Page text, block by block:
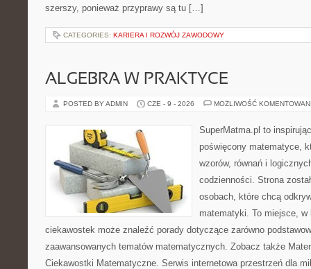
szerszy, ponieważ przyprawy są tu […]
CATEGORIES: KARIERA I ROZWÓJ ZAWODOWY
ALGEBRA W PRAKTYCE
POSTED BY ADMIN CZE - 9 - 2026 MOŻLIWOŚĆ
SuperMatma.pl to
poświęcony matematyce,
wzorów, równań i
codzienności. Strona
osobach, które chcą
matematyki. To miejsce,
ciekawostek może znaleźć porady dotyczące zarówno
zaawansowanych tematów matematycznych. Zobacz także
Ciekawostki Matematyczne. Serwis internetowa przestrzeń dla